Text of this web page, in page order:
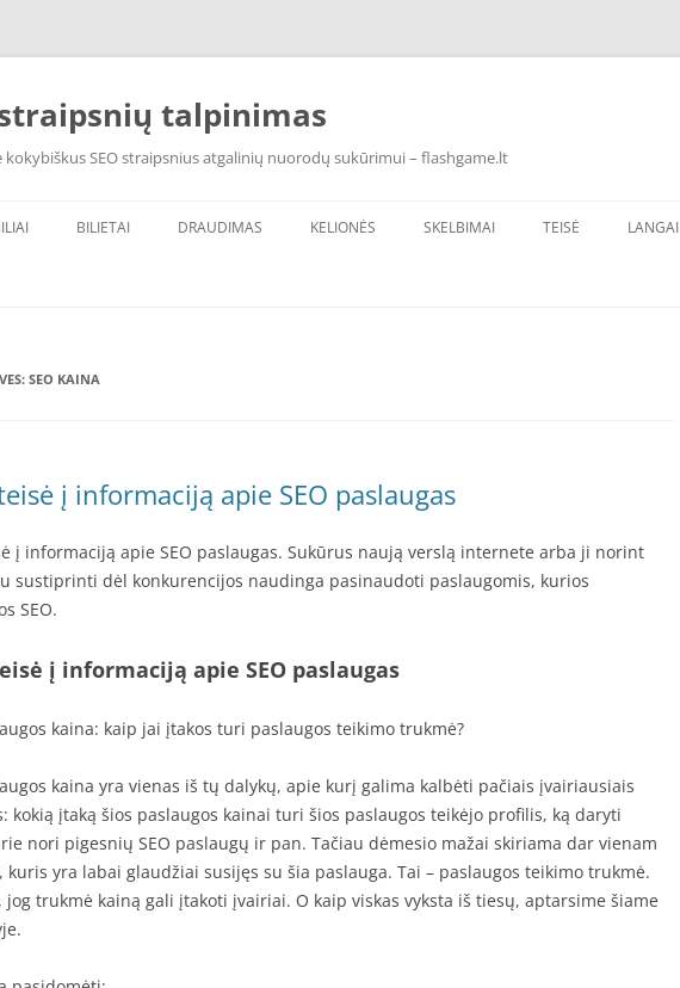
straipsnių talpinimas
kokybiškus SEO straipsnius atgalinių nuorodų sukūrimui – flashgame.lt
BILIETAI DRAUDIMAS KELIONĖS SKELBIMAI TEISĖ LANGAI
SEO KAINA
į informaciją apie SEO paslaugas
į informaciją apie SEO paslaugas. Sukūrus naują verslą internete arba ji norint
sustiprinti dėl konkurencijos naudinga pasinaudoti paslaugomis, kurios
SEO.
į informaciją apie SEO paslaugas
kaina: kaip jai įtakos turi paslaugos teikimo trukmė?
kaina yra vienas iš tų dalykų, apie kurį galima kalbėti pačiais įvairiausiais
kokią įtaką šios paslaugos kainai turi šios paslaugos teikėjo profilis, ką daryti
nori pigesnių SEO paslaugų ir pan. Tačiau dėmesio mažai skiriama dar vienam
kuris yra labai glaudžiai susijęs su šia paslauga. Tai – paslaugos teikimo trukmė.
jog trukmė kainą gali įtakoti įvairiai. O kaip viskas vyksta iš tiesų, aptarsime šiame